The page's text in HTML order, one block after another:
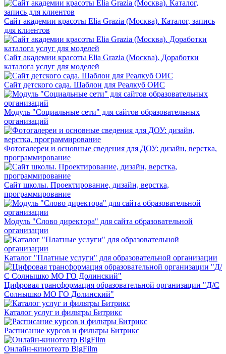
Сайт академии красоты Elia Grazia (Москва). Каталог, запись
для клиентов
Сайт академии красоты Elia Grazia (Москва). Доработки
каталога услуг для моделей
Сайт детского сада. Шаблон для Реалкуб ОИС
Модуль "Социальные сети" для сайтов образовательных
организаций
Фотогалереи и основные сведения для ДОУ: дизайн, верстка,
программирование
Сайт школы. Проектирование, дизайн, верстка,
программирование
Модуль "Слово директора" для сайта образовательной
организации
Каталог "Платные услуги" для образовательной организации
Цифровая трансформация образовательной организации "Д/С
Солнышко МО ГО Долинский"
Каталог услуг и фильтры Битрикс
Расписание курсов и фильтры Битрикс
Онлайн-кинотеатр BigFilm